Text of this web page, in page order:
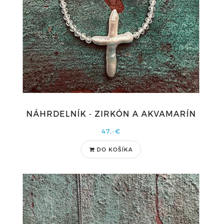
NÁHRDELNÍK - ZIRKÓN A AKVAMARÍN
47,-€
DO KOŠÍKA